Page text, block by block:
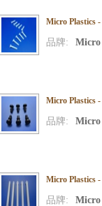
Micro Plastics
品牌: Micro
Micro Plastics
品牌: Micro
Micro Plastics
品牌: Micro